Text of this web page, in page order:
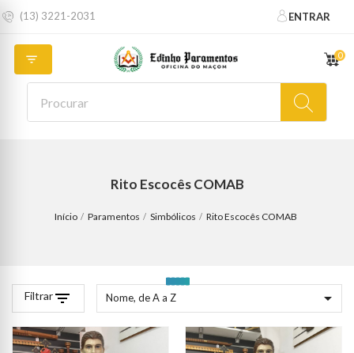
(13) 3221-2031 ENTRAR
 0
Rito Escocês COMAB
Início Paramentos Simbólicos Rito Escocês COMAB
Filtrarfilter_list Nome, de A a Z 